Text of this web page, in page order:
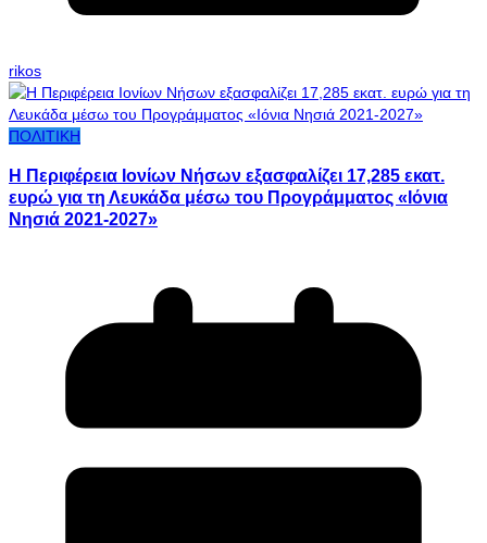
rikos
ΠΟΛΙΤΙΚΗ
Η Περιφέρεια Ιονίων Νήσων εξασφαλίζει 17,285 εκατ.
ευρώ για τη Λευκάδα μέσω του Προγράμματος «Ιόνια
Νησιά 2021-2027»